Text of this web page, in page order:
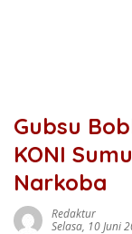
Gubsu
KONI
Narkoba
Redaktur
Selasa, 10 Juni